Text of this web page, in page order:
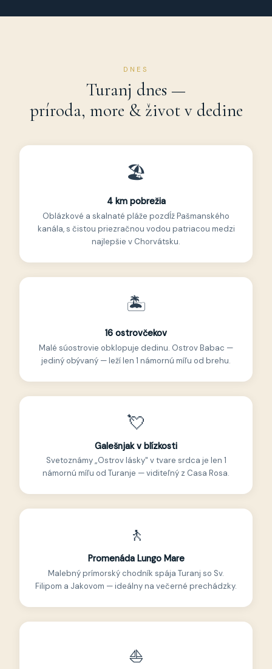
DNES
Turanj dnes —
príroda, more & život v dedine
🏖
4 km pobrežia
Oblázkové a skalnaté pláže pozdĺž Pašmanského
kanála, s čistou priezračnou vodou patriacou medzi
najlepšie v Chorvátsku.
🏝
16 ostrovčekov
Malé súostrovie obklopuje dedinu. Ostrov Babac —
jediný obývaný — leží len 1 námornú míľu od brehu.
💘
Galešnjak v blízkosti
Svetoznámy „Ostrov lásky" v tvare srdca je len 1
námornú míľu od Turanje — viditeľný z Casa Rosa.
🚶
Promenáda Lungo Mare
Malebný prímorský chodník spája Turanj so Sv.
Filipom a Jakovom — ideálny na večerné prechádzky.
⛵